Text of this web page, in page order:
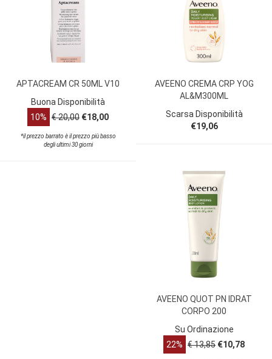
APTACREAM CR 50ML V10
Buona Disponibilità
10% € 20,00 €18,00
*il prezzo barrato è il prezzo più basso
degli ultimi 30 giorni
AVEENO CREMA CRP YOG
AL&M300ML
Scarsa Disponibilità
€19,06
AVEENO QUOT PN IDRAT
CORPO 200
Su Ordinazione
22% € 13,85 €10,78